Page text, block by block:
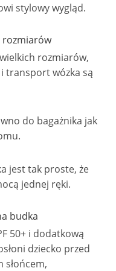
stylowy wygląd.
rozmiarów
rozmiarów,
transport wózka są
do bagażnika jak
jest tak proste, że
jednej ręki.
budka
50+ i dodatkową
dziecko przed